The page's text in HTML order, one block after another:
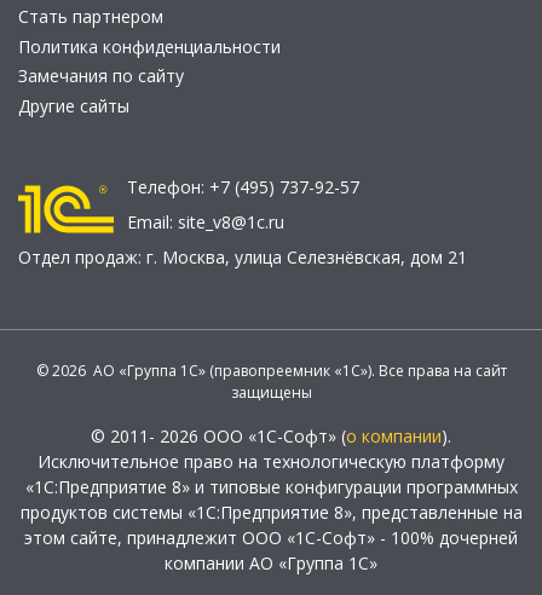
Стать партнером
Политика конфиденциальности
Замечания по сайту
Другие сайты
Телефон: +7 (495) 737-92-57
Email: site_v8@1c.ru
Отдел продаж: г. Москва, улица Селезнёвская, дом 21
© 2026 АО «Группа 1С» (правопреемник «1С»). Все права на сайт
защищены
© 2011- 2026 ООО «1С-Софт» (о компании).
Исключительное право на технологическую платформу
«1С:Предприятие 8» и типовые конфигурации программных
продуктов системы «1С:Предприятие 8», представленные на
этом сайте, принадлежит ООО «1С-Софт» - 100% дочерней
компании АО «Группа 1С»